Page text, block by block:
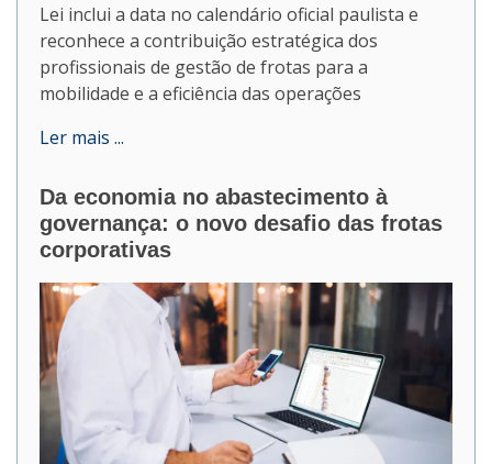
Lei inclui a data no calendário oficial paulista e
reconhece a contribuição estratégica dos
profissionais de gestão de frotas para a
mobilidade e a eficiência das operações
Ler mais ...
Da economia no abastecimento à
governança: o novo desafio das frotas
corporativas